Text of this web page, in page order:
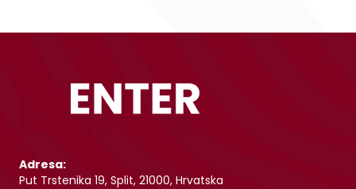
Adresa:
Put Trstenika 19, Split, 21000, Hrvatska